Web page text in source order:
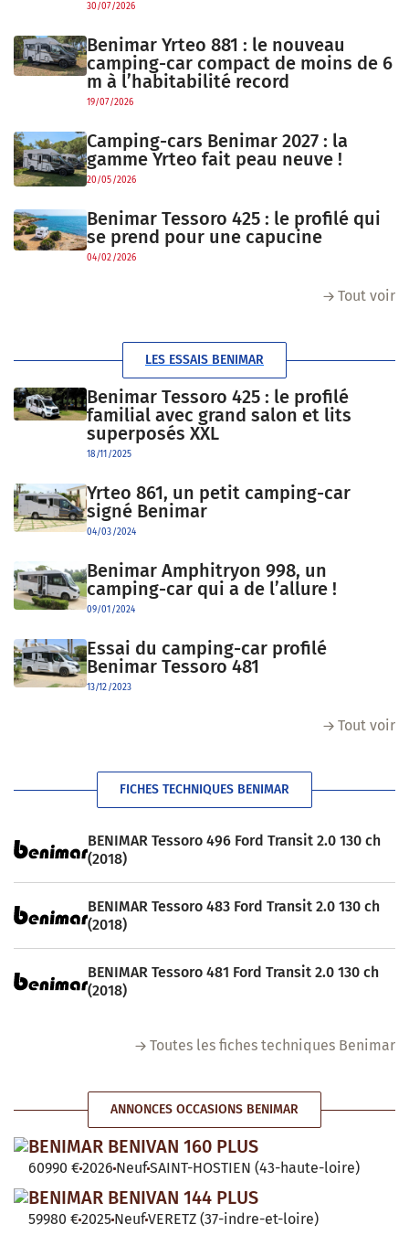
30/07/2026
Benimar Yrteo 881 : le nouveau
camping-car compact de moins de 6
m à l’habitabilité record
19/07/2026
Camping-cars Benimar 2027 : la
gamme Yrteo fait peau neuve !
20/05/2026
Benimar Tessoro 425 : le profilé qui
se prend pour une capucine
04/02/2026
Tout voir
LES ESSAIS BENIMAR
Benimar Tessoro 425 : le profilé
familial avec grand salon et lits
superposés XXL
18/11/2025
Yrteo 861, un petit camping-car
signé Benimar
04/03/2024
Benimar Amphitryon 998, un
camping-car qui a de l’allure !
09/01/2024
Essai du camping-car profilé
Benimar Tessoro 481
13/12/2023
Tout voir
FICHES TECHNIQUES BENIMAR
BENIMAR Tessoro 496 Ford Transit 2.0 130 ch
(2018)
BENIMAR Tessoro 483 Ford Transit 2.0 130 ch
(2018)
BENIMAR Tessoro 481 Ford Transit 2.0 130 ch
(2018)
Toutes les fiches techniques Benimar
ANNONCES OCCASIONS BENIMAR
BENIMAR BENIVAN 160 PLUS
60990 €2026 NeufSAINT-HOSTIEN (43-haute-loire)
BENIMAR BENIVAN 144 PLUS
59980 €2025 NeufVERETZ (37-indre-et-loire)